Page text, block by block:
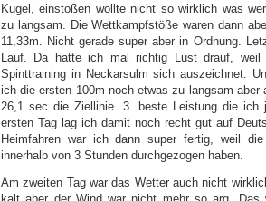
Kugel, einstoßen wollte nicht so wirklich was
zu langsam. Die Wettkampfstöße waren dann
11,33m. Nicht gerade super aber in Ordnung.
Lauf. Da hatte ich mal richtig Lust drauf,
Spinttraining in Neckarsulm sich auszeichnet.
ich die ersten 100m noch etwas zu langsam aber
26,1 sec die Ziellinie. 3. beste Leistung die ich
ersten Tag lag ich damit noch recht gut auf
Heimfahren war ich dann super fertig, weil
innerhalb von 3 Stunden durchgezogen haben.
Am zweiten Tag war das Wetter auch nicht